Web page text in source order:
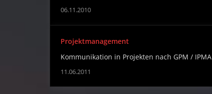
06.11.2010
Projektmanagement
Kommunikation in Projekten nach GPM / IPMA
11.06.2011